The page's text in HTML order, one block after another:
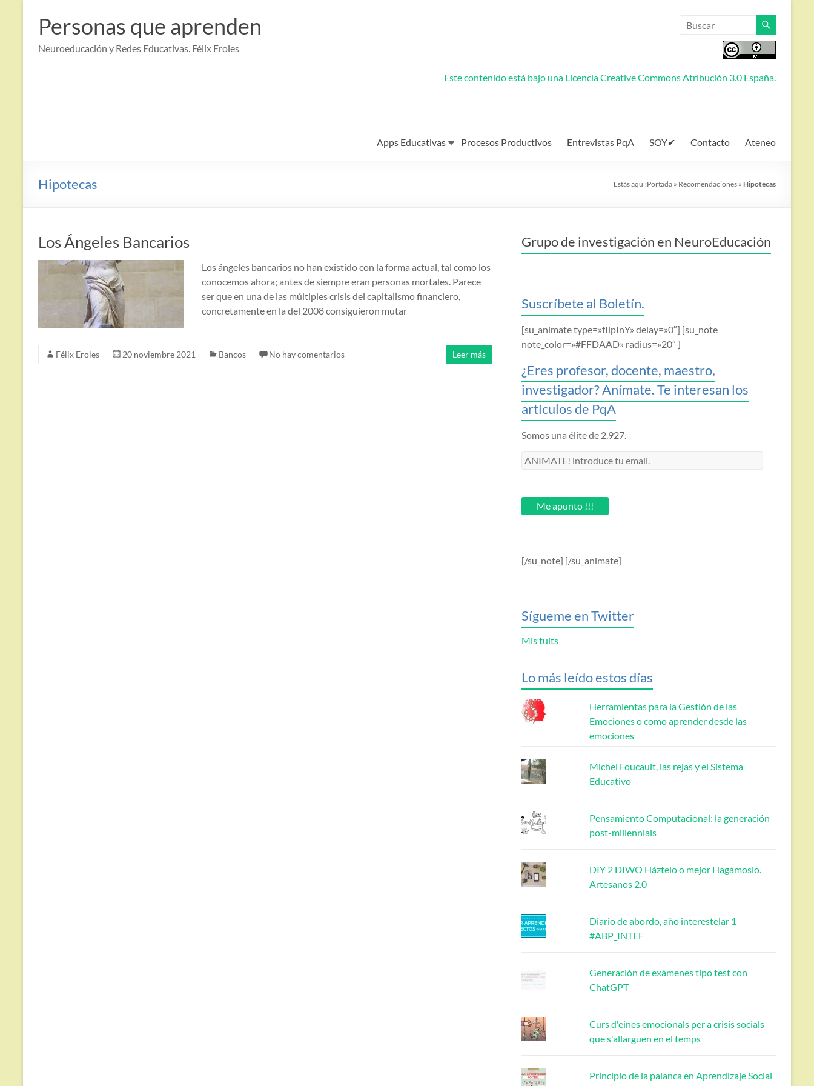
contenido
Personas que aprenden
Neuroeducación y Redes Educativas. Félix Eroles
Este contenido está bajo una Licencia Creative Commons Atribución 3.0 España.
Apps Educativas Procesos Productivos Entrevistas PqA SOY✔ Contacto Ateneo
Hipotecas Estás aquí:Portada » Recomendaciones » Hipotecas
Los Ángeles Bancarios
Los ángeles bancarios no han existido con la forma actual, tal como los
conocemos ahora; antes de siempre eran personas mortales. Parece
ser que en una de las múltiples crisis del capitalismo financiero,
concretamente en la del 2008 consiguieron mutar
Félix Eroles 20 noviembre 2021 Bancos No hay comentarios Leer más
Grupo de investigación en NeuroEducación
Suscríbete al Boletín.
[su_animate type=»flipInY» delay=»0″] [su_note
note_color=»#FFDAAD» radius=»20″ ]
¿Eres profesor, docente, maestro,
investigador? Anímate. Te interesan los
artículos de PqA
Somos una élite de 2.927.
ANIMATE!
email.Me apunto !!!
[/su_note] [/su_animate]
Sígueme en Twitter
Mis tuits
Lo más leído estos días
Herramientas para la Gestión de las
Emociones o como aprender desde las
emociones
Michel Foucault, las rejas y el Sistema
Educativo
Pensamiento Computacional: la generación
post-millennials
DIY 2 DIWO Háztelo o mejor Hagámoslo.
Artesanos 2.0
Diario de abordo, año interestelar 1
#ABP_INTEF
Generación de exámenes tipo test con
ChatGPT
Curs d'eines emocionals per a crisis socials
que s'allarguen en el temps
Principio de la palanca en Aprendizaje Social